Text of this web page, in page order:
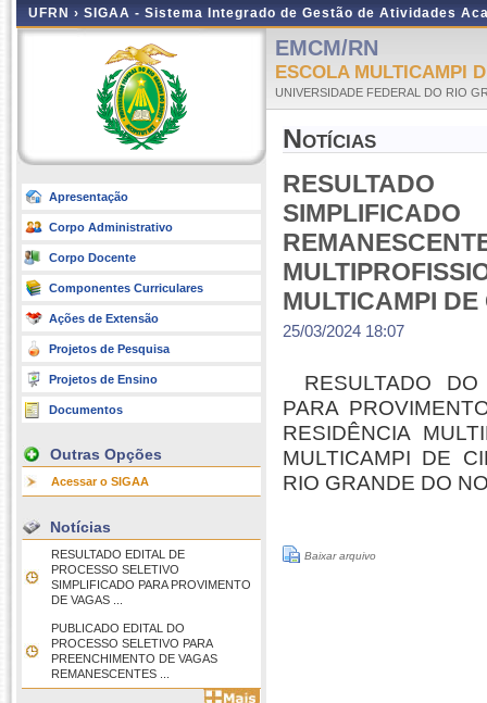
UFRN › SIGAA - Sistema Integrado de Gestão de Atividades
Apresentação
Corpo Administrativo
Corpo Docente
Componentes Curriculares
Ações de Extensão
Projetos de Pesquisa
Projetos de Ensino
Documentos
Outras Opções
Acessar o SIGAA
Notícias
RESULTADO EDITAL DE
PROCESSO SELETIVO
SIMPLIFICADO PARA PROVIMENTO
DE VAGAS ...
PUBLICADO EDITAL DO
PROCESSO SELETIVO PARA
PREENCHIMENTO DE VAGAS
REMANESCENTES ...
EMCM/RN
ESCOLA MULTICAMPI
UNIVERSIDADE FEDERAL DO RIO
Notícias
MULTICAMPI
25/03/2024 18:07
RESULTADO
PARA
RESIDÊNCIA
MULTICAMPI DE
RIO GRANDE DO
Baixar arquivo